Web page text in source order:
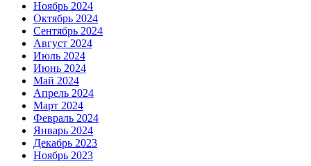
Ноябрь 2024
Октябрь 2024
Сентябрь 2024
Август 2024
Июль 2024
Июнь 2024
Май 2024
Апрель 2024
Март 2024
Февраль 2024
Январь 2024
Декабрь 2023
Ноябрь 2023